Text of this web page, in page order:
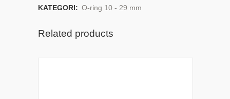
KATEGORI: O-ring 10 - 29 mm
Related products